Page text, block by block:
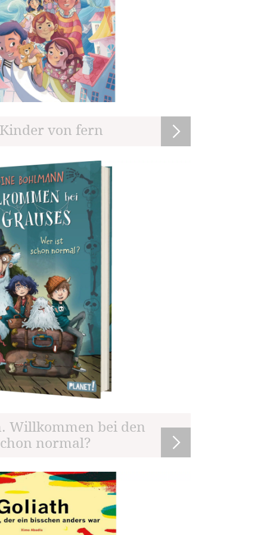
von fern
Willkommen bei den
normal?